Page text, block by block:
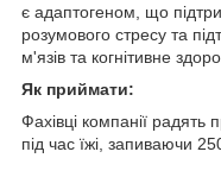
є адаптогеном, що
розумового стресу та
м'язів та когнітивне
Як приймати:
Фахівці компанії
під час їжі, запиваючи